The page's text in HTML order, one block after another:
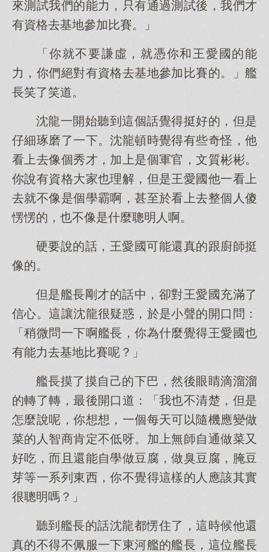
來測試我們的能力，只有通過測試後，我們才
有資格去基地參加比賽。」
「你就不要謙虛，就憑你和王愛國的能
力，你們絕對有資格去基地參加比賽的。」艦
長笑了笑道。
沈龍一開始聽到這個話覺得挺好的，但是
仔細琢磨了一下。沈龍頓時覺得有些奇怪，他
看上去像個秀才，加上是個軍官，文質彬彬。
你說有資格大家也理解，但是王愛國他一看上
去就不像是個學霸啊，甚至於看上去整個人傻
愣愣的，也不像是什麼聰明人啊。
硬要說的話，王愛國可能還真的跟廚師挺
像的。
但是艦長剛才的話中，卻對王愛國充滿了
信心。這讓沈龍很疑惑，於是小聲的開口問：
「稍微問一下啊艦長，你為什麼覺得王愛國也
有能力去基地比賽呢？」
艦長摸了摸自己的下巴，然後眼睛滴溜溜
的轉了轉，最後開口道：「我也不清楚，但是
怎麼說呢，你想想，一個每天可以隨機應變做
菜的人智商肯定不低呀。加上無師自通做菜又
好吃，而且還能自學做豆腐，做臭豆腐，腌豆
芽等一系列東西，你不覺得這樣的人應該其實
很聰明嗎？」
聽到艦長的話沈龍都愣住了，這時候他還
真的不得不佩服一下東河艦的艦長，這位艦長